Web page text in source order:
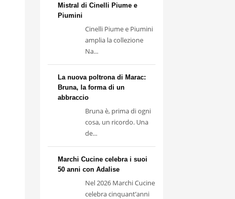
Mistral di Cinelli Piume e
Piumini
Cinelli Piume e Piumini
amplia la collezione
Na...
La nuova poltrona di Marac:
Bruna, la forma di un
abbraccio
Bruna è, prima di ogni
cosa, un ricordo. Una
de...
Marchi Cucine celebra i suoi
50 anni con Adalise
Nel 2026 Marchi Cucine
celebra cinquant’anni